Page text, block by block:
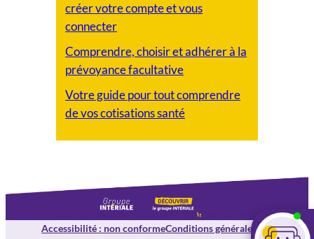
créer votre compte et vous
connecter
Comprendre, choisir et adhérer à la
prévoyance facultative
Votre guide pour tout comprendre
de vos cotisations santé
Mentions légalesPolitique de confidentialité
Accessibilité : non conformeConditions générales